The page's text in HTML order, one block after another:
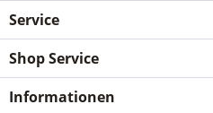
Service
Shop Service
Informationen